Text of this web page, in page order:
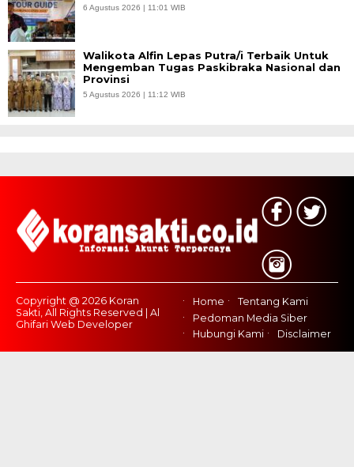
6 Agustus 2026 | 11:01 WIB
Walikota Alfin Lepas Putra/i Terbaik Untuk
Mengemban Tugas Paskibraka Nasional dan
Provinsi
5 Agustus 2026 | 11:12 WIB
Copyright @ 2026 Koran
Sakti, All Rights Reserved | Al
Ghifari Web Developer
Home
Tentang Kami
Pedoman Media Siber
Hubungi Kami
Disclaimer